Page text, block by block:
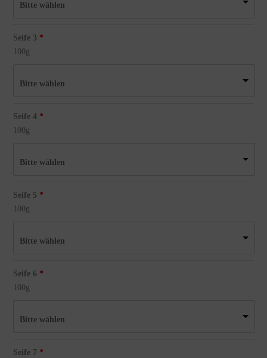
Bitte wählen
Seife 3
100g
Bitte wählen
Seife 4
100g
Bitte wählen
Seife 5
100g
Bitte wählen
Seife 6
100g
Bitte wählen
Seife 7